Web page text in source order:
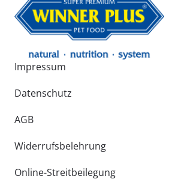
Impressum
Datenschutz
AGB
Widerrufsbelehrung
Online-Streitbeilegung